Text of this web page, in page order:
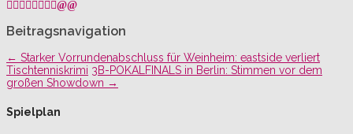
Beitragsnavigation
← Starker Vorrundenabschluss für Weinheim: eastside verliert
Tischtenniskrimi 3B-POKALFINALS in Berlin: Stimmen vor dem
großen Showdown →
Spielplan